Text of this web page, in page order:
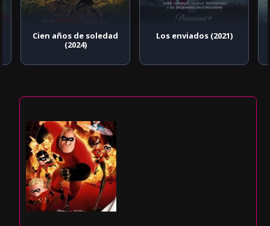
Cien años de soledad
(2024)
Los enviados (2021)